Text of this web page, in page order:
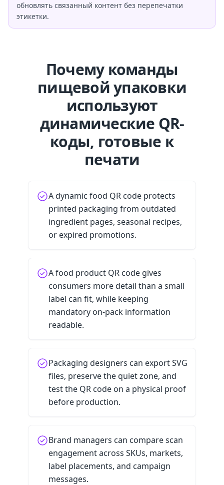
обновлять связанный контент без перепечатки
этикетки.
Почему команды
пищевой упаковки
используют
динамические QR-
коды, готовые к
печати
A dynamic food QR code protects
printed packaging from outdated
ingredient pages, seasonal recipes,
or expired promotions.
A food product QR code gives
consumers more detail than a small
label can fit, while keeping
mandatory on-pack information
readable.
Packaging designers can export SVG
files, preserve the quiet zone, and
test the QR code on a physical proof
before production.
Brand managers can compare scan
engagement across SKUs, markets,
label placements, and campaign
messages.